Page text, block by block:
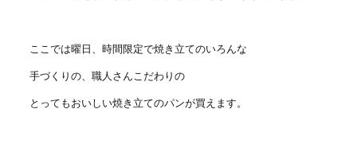
ここでは曜日、時間限定で焼き立てのいろんな
手づくりの、職人さんこだわりの
とってもおいしい焼き立てのパンが買えます。